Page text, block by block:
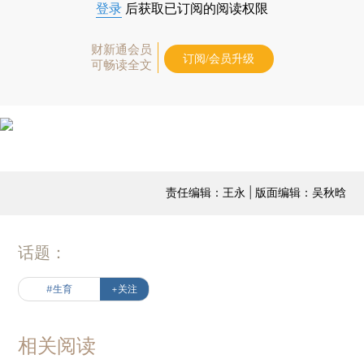
登录 后获取已订阅的阅读权限
财新通会员
可畅读全文
订阅/会员升级
责任编辑：王永 | 版面编辑：吴秋晗
话题：
#生育 +关注
相关阅读